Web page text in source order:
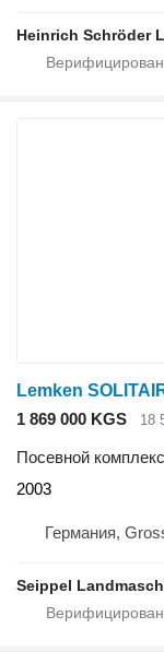
Heinrich Schröder
Lemken
1 869 000 KGS
18
Посевной комплекс
2003
Германия,